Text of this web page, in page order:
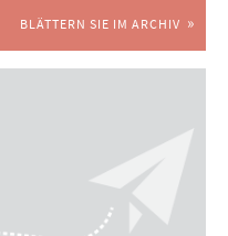
BLÄTTERN SIE IM ARCHIV